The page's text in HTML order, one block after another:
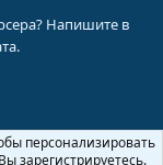
Напишите в
персонализировать
зарегистрируетесь.